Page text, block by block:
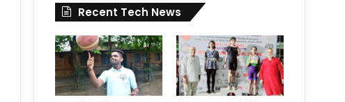
Recent Tech News